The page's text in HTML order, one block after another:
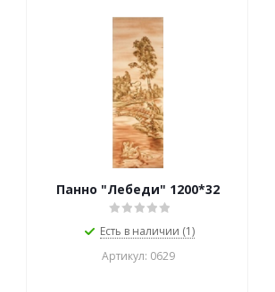
Панно "Лебеди" 1200*32
Есть в наличии (1)
Артикул: 0629